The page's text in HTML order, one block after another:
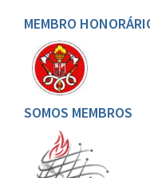
MEMBRO
SOMOS MEMBROS